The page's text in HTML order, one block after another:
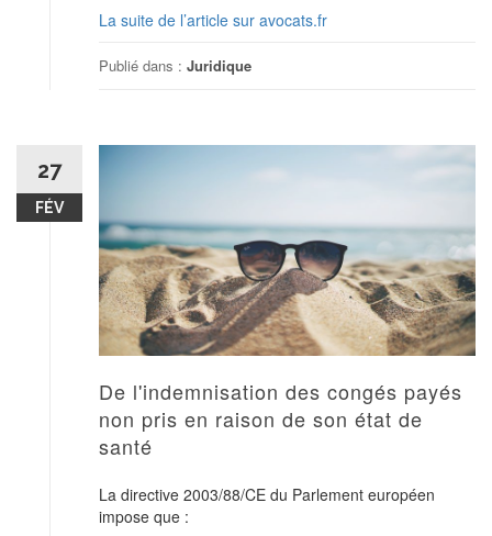
La suite de l’article sur avocats.fr
Publié dans : Juridique
27
FÉV
De l'indemnisation des congés payés
non pris en raison de son état de
santé
La directive 2003/88/CE du Parlement européen
impose que :